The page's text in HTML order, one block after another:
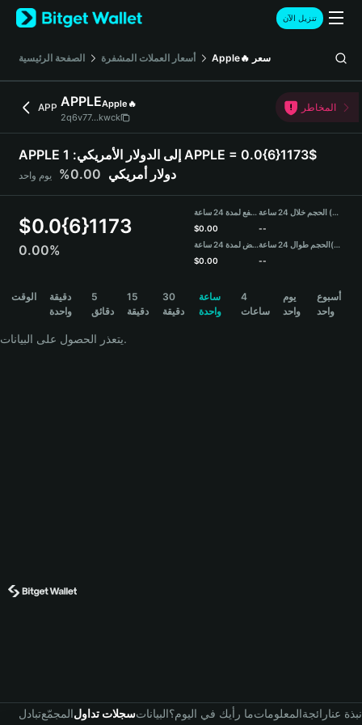
English
日本語
Русский
Español (Latinoamérica)
Türkçe
Deutsch
简体中文
Português (Portugal)
Bahasa Indonesia
বাংলা
Português (Brasil)
تنزيل الآن
الصفحة الرئيسية أسعار العملات المشفرة Apple🔥 سعر
APP APPLEApple🔥
2q6v77...kwck
المخاطر
APPLE إلى الدولار الأمريكي: 1 APPLE = 0.0{6}1173$
دولار أمريكي 0.00% يوم واحد
$0.0{6}1173
0.00%
مرتفع لمدة 24 ساعة
$0.00
منخفض لمدة 24 ساعة
$0.00
الحجم خلال 24 ساعة (APPLE)
--
الحجم طوال 24 ساعة(USDT)
--
الوقت
دقيقة
واحدة
5
دقائق
15
دقيقة
30
دقيقة
ساعة
واحدة
4
ساعات
يوم
واحد
أسبوع
واحد
يتعذر الحصول على البيانات.
تبادلالمجمّعسجلات تداولالبياناتما رأيك في اليوم؟المعلوماترائجةنبذة عنا